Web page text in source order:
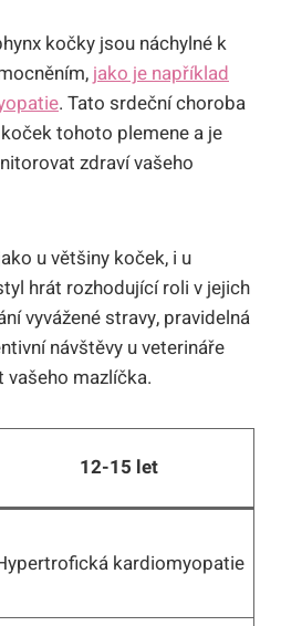
kočky jsou náchylné k
jako je například
. Tato srdeční choroba
tohoto plemene a je
zdraví vašeho
u většiny koček, i u
hrát rozhodující roli v jejich
vyvážené stravy, pravidelná
návštěvy u veterináře
mazlíčka.
12-15 let
kardiomyopatie